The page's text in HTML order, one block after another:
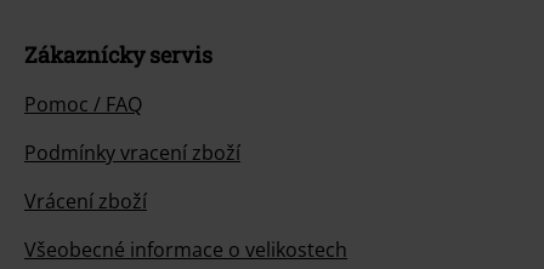
Zákaznícky servis
Pomoc / FAQ
Podmínky vracení zboží
Vrácení zboží
Všeobecné informace o velikostech